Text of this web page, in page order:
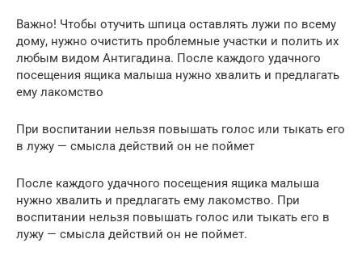
Важно! Чтобы отучить шпица оставлять лужи по всему
дому, нужно очистить проблемные участки и полить их
любым видом Антигадина. После каждого удачного
посещения ящика малыша нужно хвалить и предлагать
ему лакомство
При воспитании нельзя повышать голос или тыкать его
в лужу — смысла действий он не поймет
После каждого удачного посещения ящика малыша
нужно хвалить и предлагать ему лакомство. При
воспитании нельзя повышать голос или тыкать его в
лужу — смысла действий он не поймет.